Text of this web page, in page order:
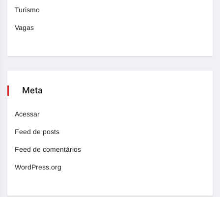
Turismo
Vagas
Meta
Acessar
Feed de posts
Feed de comentários
WordPress.org